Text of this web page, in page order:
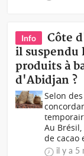
Info
Côte
il suspendu
produits à
d'Abidjan ?
Selon
Au
de cacao
il y a 5